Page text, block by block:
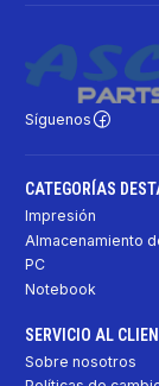
Síguenos
CATEGORÍAS
Impresión
Almacenamiento
PC
Notebook
SERVICIO AL
Sobre nosotros